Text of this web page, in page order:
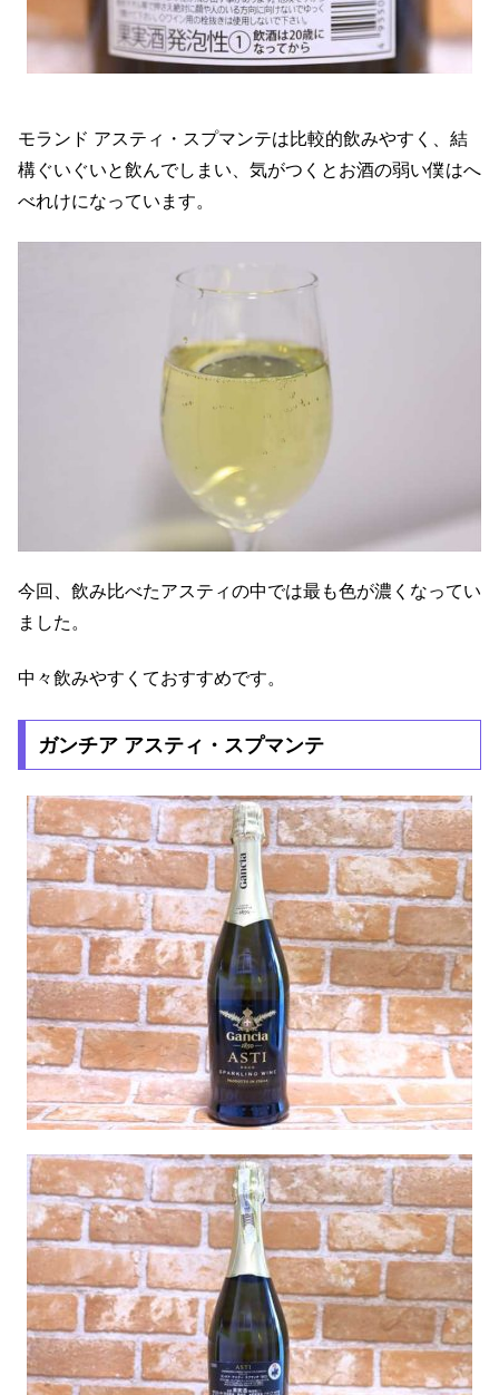
モランド アスティ・スプマンテは比較的飲みやすく、結
構ぐいぐいと飲んでしまい、気がつくとお酒の弱い僕はへ
べれけになっています。
今回、飲み比べたアスティの中では最も色が濃くなってい
ました。
中々飲みやすくておすすめです。
ガンチア アスティ・スプマンテ